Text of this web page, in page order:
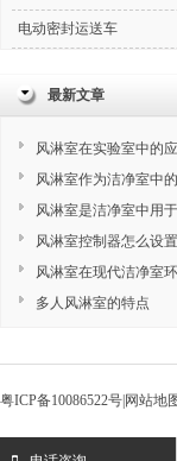
电动密封运送车
最新文章
风淋室在实验室中的
风淋室作为洁净室中
风淋室是洁净室中用
风淋室控制器怎么设置
风淋室在现代洁净室
多人风淋室的特点
粤ICP备10086522号|网站地